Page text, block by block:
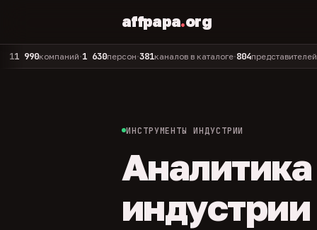
affpapa.org
компаний•1 630персон•381каналов в каталоге•804представителей•325
ИНСТРУМЕНТЫ ИНДУСТРИИ
индустрии